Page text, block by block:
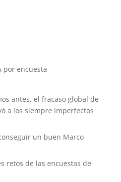
por encuesta
antes, el fracaso global de
a los siempre imperfectos
un buen Marco
retos de las encuestas de